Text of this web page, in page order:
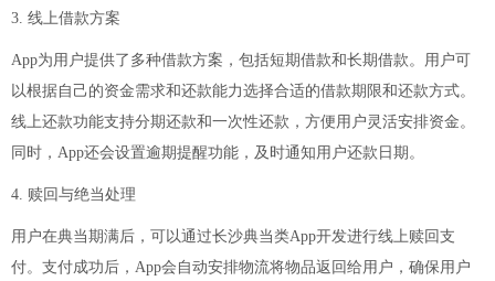
3. 线上借款方案
App为用户提供了多种借款方案，包括短期借款和长期借款。用户可
以根据自己的资金需求和还款能力选择合适的借款期限和还款方式。
线上还款功能支持分期还款和一次性还款，方便用户灵活安排资金。
同时，App还会设置逾期提醒功能，及时通知用户还款日期。
4. 赎回与绝当处理
用户在典当期满后，可以通过长沙典当类App开发进行线上赎回支
付。支付成功后，App会自动安排物流将物品返回给用户，确保用户